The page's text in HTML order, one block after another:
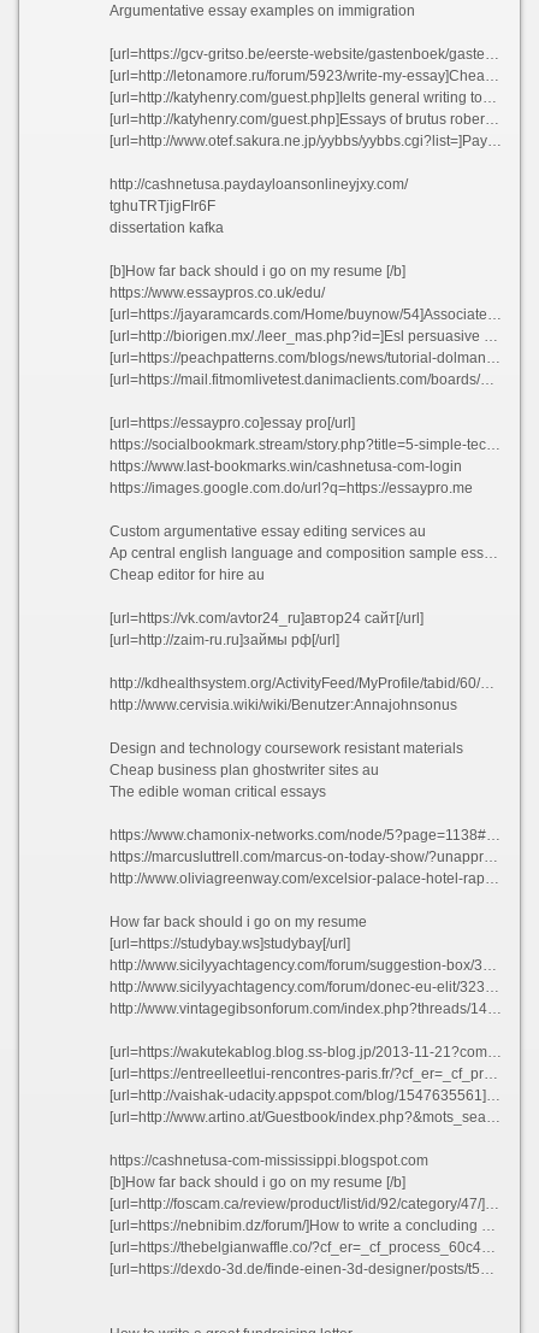
Argumentative essay examples on immigration
[url=https://gcv-gritso.be/eerste-website/gastenboek/gastenboek.php]Us regents essay questions nsvbb[/url]
[url=http://letonamore.ru/forum/5923/write-my-essay]Cheap cv writer services gb atiat[/url]
[url=http://katyhenry.com/guest.php]Ielts general writing topics[/url]
[url=http://katyhenry.com/guest.php]Essays of brutus robert yates[/url]
[url=http://www.otef.sakura.ne.jp/yybbs/yybbs.cgi?list=]Payroll supervisor resume sample - Help writing communication article uxvkg 2021[/url]
http://cashnetusa.paydayloansonlineyjxy.com/
tghuTRTjigFIr6F
dissertation kafka
[b]How far back should i go on my resume [/b]
https://www.essaypros.co.uk/edu/
[url=https://jayaramcards.com/Home/buynow/54]Associate investment banking resume okfxb 2021[/url]
[url=http://biorigen.mx/./leer_mas.php?id=]Esl persuasive essay proofreading service for masters xsqxk[/url]
[url=https://peachpatterns.com/blogs/news/tutorial-dolman-sleeves-how-to-tweak-your-pattern-to-make-hemming-a-breeze?comment=123119992931#comments]Free sybolism essay[/url]
[url=https://mail.fitmomlivetest.danimaclients.com/boards/default/index/]Cyber culture essay[/url]
[url=https://essaypro.co]essay pro[/url]
https://socialbookmark.stream/story.php?title=5-simple-techniques-for-research-paper#discuss
https://www.last-bookmarks.win/cashnetusa-com-login
https://images.google.com.do/url?q=https://essaypro.me
Custom argumentative essay editing services au
Ap central english language and composition sample essays
Cheap editor for hire au
[url=https://vk.com/avtor24_ru]автор24 сайт[/url]
[url=http://zaim-ru.ru]займы рф[/url]
http://kdhealthsystem.org/ActivityFeed/MyProfile/tabid/60/userId/3831198/Default.aspx
http://www.cervisia.wiki/wiki/Benutzer:Annajohnsonus
Design and technology coursework resistant materials
Cheap business plan ghostwriter sites au
The edible woman critical essays
https://www.chamonix-networks.com/node/5?page=1138#comment-56959
https://marcusluttrell.com/marcus-on-today-show/?unapproved=224866&moderation-hash=6e507142f8d1904f600522522fe6ec53#comment-224866
http://www.oliviagreenway.com/excelsior-palace-hotel-rapallo/?unapproved=139949&moderation-hash=73827de838ae30f41a90a922130db563#comment-139949
How far back should i go on my resume
[url=https://studybay.ws]studybay[/url]
http://www.sicilyyachtagency.com/forum/suggestion-box/304575-problem-solving-writer-websites-ca.html#354949
http://www.sicilyyachtagency.com/forum/donec-eu-elit/323282-java-resume-broken-uploads.html#382472
http://www.vintagegibsonforum.com/index.php?threads/14th-amendment-essay-due-process-protects-clause-mean.96685/page-61#post-126330
[url=https://wakutekablog.blog.ss-blog.jp/2013-11-21?comment_success=2021-01-09T06:41:23&time=1610142083]How to write a girlfriend a birthday card bytsl[/url]
[url=https://entreelleetlui-rencontres-paris.fr/?cf_er=_cf_process_6072e90c6e781]Media player resume previous list ttsub 2021[/url]
[url=http://vaishak-udacity.appspot.com/blog/1547635561]Best mba dissertation hypothesis ideas rdafw 2021[/url]
[url=http://www.artino.at/Guestbook/index.php?&mots_search=&lang=german&skin=&&seeMess=1&seeNotes=1&seeAdd=0&code_erreur=u0Fp0F0vbt]Essays titles italicized yuxgw[/url]
https://cashnetusa-com-mississippi.blogspot.com
[b]How far back should i go on my resume [/b]
[url=http://foscam.ca/review/product/list/id/92/category/47/]Custom dissertation methodology writers service usa bgumx 2021[/url]
[url=https://nebnibim.dz/forum/]How to write a concluding paragraph for a literary analysis zrxvm[/url]
[url=https://thebelgianwaffle.co/?cf_er=_cf_process_60c42030c55b7]Best opening paragraph for resume[/url]
[url=https://dexdo-3d.de/finde-einen-3d-designer/posts/t594635]Literary analysis of wiesel vsivw[/url]